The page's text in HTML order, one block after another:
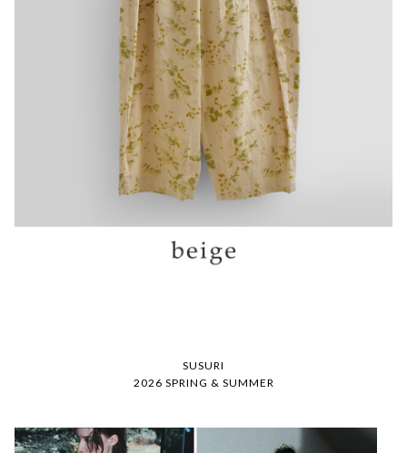
SUSURI
2026 SPRING & SUMMER